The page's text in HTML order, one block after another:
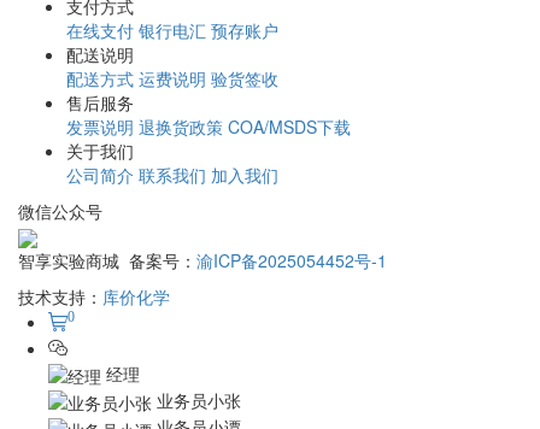
支付方式
在线支付 银行电汇 预存账户
配送说明
配送方式 运费说明 验货签收
售后服务
发票说明 退换货政策 COA/MSDS下载
关于我们
公司简介 联系我们 加入我们
微信公众号
智享实验商城 备案号： 渝ICP备2025054452号-1
技术支持： 库价化学
0
经理
业务员小张